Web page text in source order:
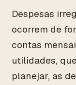
Despesas
ocorrem de
contas
utilidades,
planejar, as